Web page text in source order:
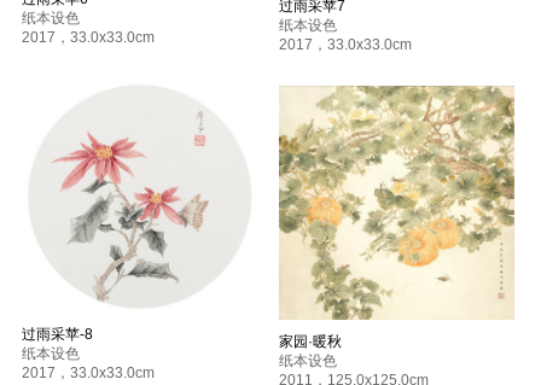
纸本设色
2017 ， 33.0x33.0cm
过雨采苹7
纸本设色
2017 ， 33.0x33.0cm
过雨采苹-8
纸本设色
2017 ， 33.0x33.0cm
家园·暖秋
纸本设色
2011 ， 125.0x125.0cm